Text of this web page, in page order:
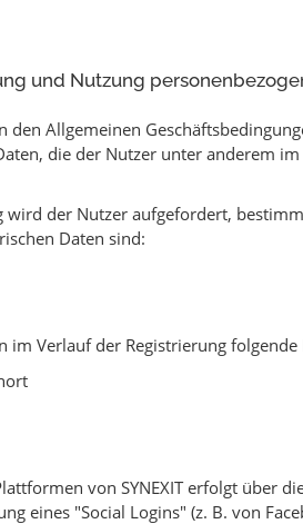
und Nutzung
den Allgemeinen
die der Nutzer unter anderem
wird der Nutzer aufgefordert,
Daten sind:
im Verlauf der Registrierung folgende
von SYNEXIT erfolgt über
eines "Social Logins" (z. B. von